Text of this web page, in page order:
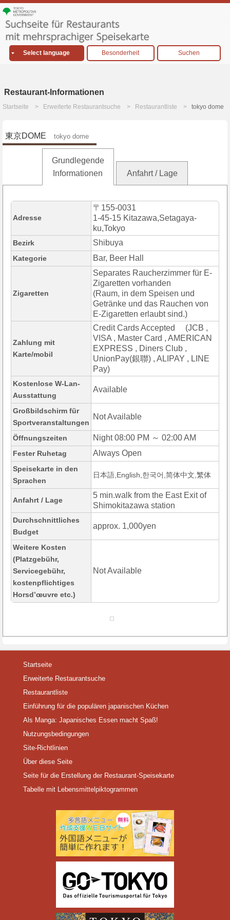
Select language Besonderheit Suchen
Restaurant-Informationen
Startseite Erweiterte Restaurantsuche Restaurantliste tokyo dome
東京DOME tokyo dome
Grundlegende
Informationen
Anfahrt / Lage
Adresse
〒155-0031
1-45-15 Kitazawa,Setagaya-
ku,Tokyo
Bezirk Shibuya
Kategorie Bar, Beer Hall
Zigaretten
Separates Raucherzimmer für E-
Zigaretten vorhanden
(Raum, in dem Speisen und
Getränke und das Rauchen von
E-Zigaretten erlaubt sind.)
Zahlung mit
Karte/mobil
Credit Cards Accepted (JCB ,
VISA , Master Card , AMERICAN
EXPRESS , Diners Club ,
UnionPay(銀聯) , ALIPAY , LINE
Pay)
Kostenlose W-Lan-
Ausstattung
Available
Großbildschirm für
Sportveranstaltungen
Not Available
Öffnungszeiten Night 08:00 PM ～ 02:00 AM
Fester Ruhetag Always Open
Speisekarte in den
Sprachen
日本語,English,한국어,简体中文,繁体
Anfahrt / Lage
5 min.walk from the East Exit of
Shimokitazawa station
Durchschnittliches
Budget
approx. 1,000yen
Weitere Kosten
(Platzgebühr,
Servicegebühr,
kostenpflichtiges
Horsd’œuvre etc.)
Not Available
Startseite
Erweiterte Restaurantsuche
Restaurantliste
Einführung für die populären japanischen Küchen
Als Manga: Japanisches Essen macht Spaß!
Nutzungsbedingungen
Site-Richtlinien
Über diese Seite
Seite für die Erstellung der Restaurant-Speisekarte
Tabelle mit Lebensmittelpiktogrammen